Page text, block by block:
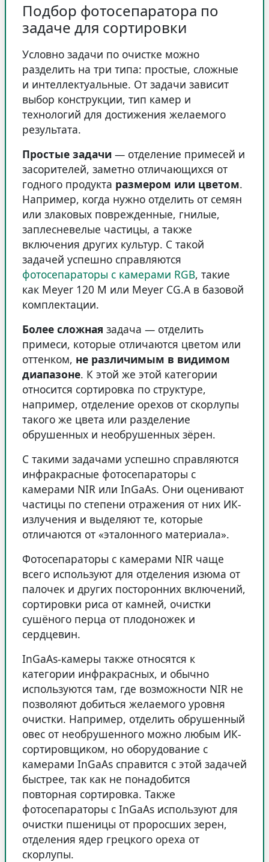
Подбор фотосепаратора по
задаче для сортировки
Условно задачи по очистке можно
разделить на три типа: простые, сложные
и интеллектуальные. От задачи зависит
выбор конструкции, тип камер и
технологий для достижения желаемого
результата.
Простые задачи — отделение примесей и
засорителей, заметно отличающихся от
годного продукта размером или цветом.
Например, когда нужно отделить от семян
или злаковых поврежденные, гнилые,
заплесневелые частицы, а также
включения других культур. С такой
задачей успешно справляются
фотосепараторы с камерами RGB, такие
как Meyer 120 M или Meyer CG.A в базовой
комплектации.
Более сложная задача — отделить
примеси, которые отличаются цветом или
оттенком, не различимым в видимом
диапазоне. К этой же этой категории
относится сортировка по структуре,
например, отделение орехов от скорлупы
такого же цвета или разделение
обрушенных и необрушенных зёрен.
С такими задачами успешно справляются
инфракрасные фотосепараторы с
камерами NIR или InGaAs. Они оценивают
частицы по степени отражения от них ИК-
излучения и выделяют те, которые
отличаются от «эталонного материала».
Фотосепараторы с камерами NIR чаще
всего используют для отделения изюма от
палочек и других посторонних включений,
сортировки риса от камней, очистки
сушёного перца от плодоножек и
сердцевин.
InGaAs-камеры также относятся к
категории инфракрасных, и обычно
используются там, где возможности NIR не
позволяют добиться желаемого уровня
очистки. Например, отделить обрушенный
овес от необрушенного можно любым ИК-
сортировщиком, но оборудование с
камерами InGaAs справится с этой задачей
быстрее, так как не понадобится
повторная сортировка. Также
фотосепараторы с InGaAs используют для
очистки пшеницы от проросших зерен,
отделения ядер грецкого ореха от
скорлупы.